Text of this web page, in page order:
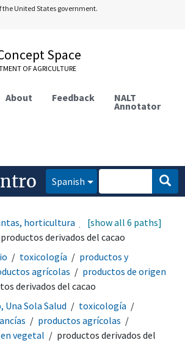
the United States government.
Space
OF AGRICULTURE
About Feedback NALT
Annotator
Spanish
horticultura
productos de
productos derivados del cacao
[show all 6 paths]
toxicología
productos y
agrícolas
productos de origen
derivados del cacao
Una Sola Salud
toxicología
productos agrícolas
vegetal
productos derivados del